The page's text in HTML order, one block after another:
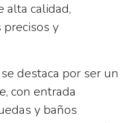
alta calidad,
y
destaca por ser un
con entrada
y baños